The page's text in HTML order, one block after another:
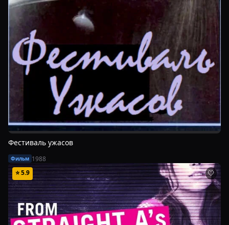
Фестиваль ужасов
Фильм 1988
⭐5.9 🤍